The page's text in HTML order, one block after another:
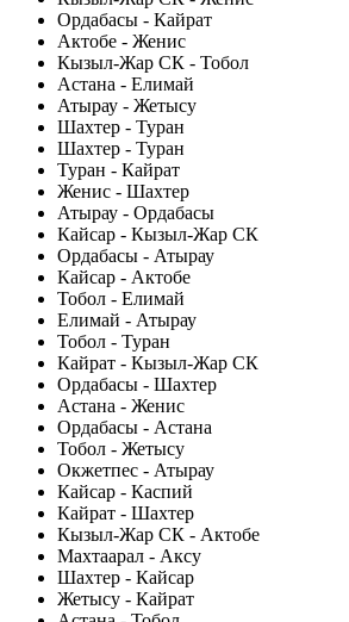
Ордабасы - Кайрат
Актобе - Женис
Кызыл-Жар СК - Тобол
Астана - Елимай
Атырау - Жетысу
Шахтер - Туран
Шахтер - Туран
Туран - Кайрат
Женис - Шахтер
Атырау - Ордабасы
Кайсар - Кызыл-Жар СК
Ордабасы - Атырау
Кайсар - Актобе
Тобол - Елимай
Елимай - Атырау
Тобол - Туран
Кайрат - Кызыл-Жар СК
Ордабасы - Шахтер
Астана - Женис
Ордабасы - Астана
Тобол - Жетысу
Окжетпес - Атырау
Кайсар - Каспий
Кайрат - Шахтер
Кызыл-Жар СК - Актобе
Махтаарал - Аксу
Шахтер - Кайсар
Жетысу - Кайрат